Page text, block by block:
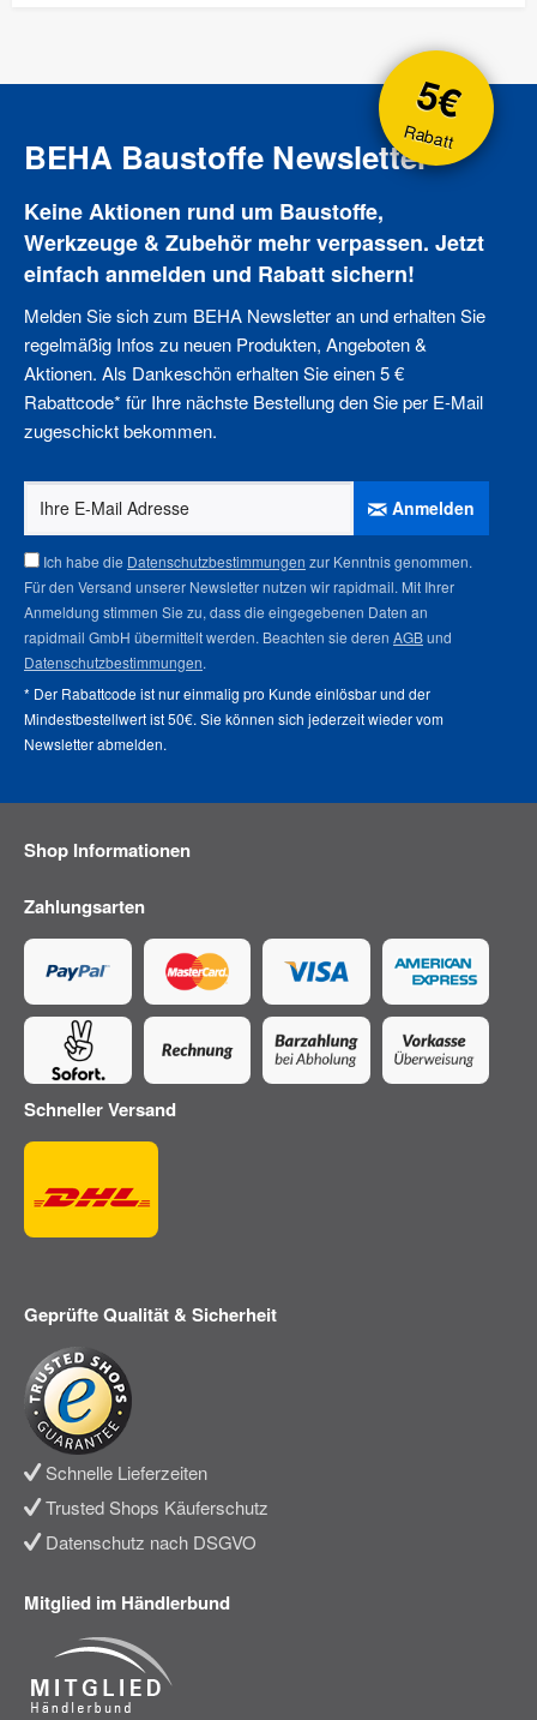
5€
Rabatt
BEHA Baustoffe Newsletter
Keine Aktionen rund um Baustoffe,
Werkzeuge & Zubehör mehr verpassen. Jetzt
einfach anmelden und Rabatt sichern!
Melden Sie sich zum BEHA Newsletter an und erhalten Sie
regelmäßig Infos zu neuen Produkten, Angeboten &
Aktionen. Als Dankeschön erhalten Sie einen 5 €
Rabattcode* für Ihre nächste Bestellung den Sie per E-Mail
zugeschickt bekommen.
Anmelden
Ich habe die Datenschutzbestimmungen zur Kenntnis genommen.
Für den Versand unserer Newsletter nutzen wir rapidmail. Mit Ihrer
Anmeldung stimmen Sie zu, dass die eingegebenen Daten an
rapidmail GmbH übermittelt werden. Beachten sie deren AGBund
Datenschutzbestimmungen.
* Der Rabattcode ist nur einmalig pro Kunde einlösbar und der
Mindestbestellwert ist 50€. Sie können sich jederzeit wieder vom
Newsletter abmelden.
Shop Informationen
Zahlungsarten
Schneller Versand
Geprüfte Qualität & Sicherheit
Schnelle Lieferzeiten
Trusted Shops Käuferschutz
Datenschutz nach DSGVO
Mitglied im Händlerbund